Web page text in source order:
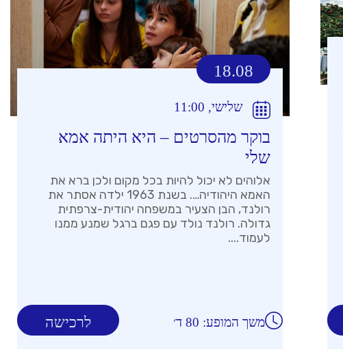
18.08
שלישי, 11:00
בוקר מהסרטים – היא היתה אמא
שלי
אלוהים לא יכול להיות בכל מקום ולכן ברא את
האמא היהודיה…. בשנת 1963 ילדה אסתר את
רולנד, הבן הצעיר במשפחה יהודית-צרפתית
גדולה. רולנד נולד עם פגם ברגל שמנע ממנו
לעמוד....
לרכישה משך המופע: 80 ד׳